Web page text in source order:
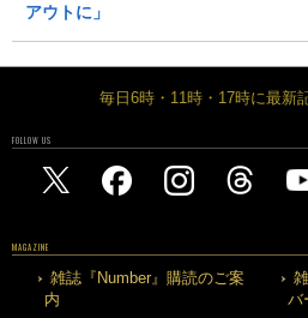
アウトに」
毎日6時・11時・17時に最新
FOLLOW US
MAGAZINE
雑誌『Number』購読のご案
内
バ